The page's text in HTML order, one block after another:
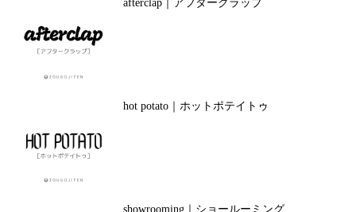
afterclap｜アフタークラップ
hot potato｜ホットポテイトゥ
showrooming｜ショールーミング